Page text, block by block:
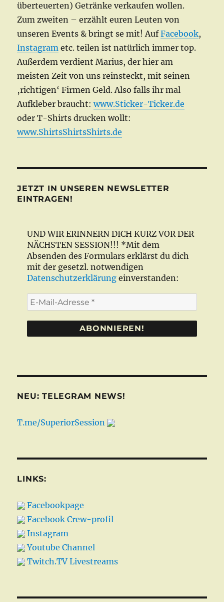
überteuerten) Getränke verkaufen wollen.
Zum zweiten – erzählt euren Leuten von
unseren Events & bringt se mit! AufFacebook,
Instagram etc. teilen ist natürlich immer top.
Außerdem verdient Marius, der hier am
meisten Zeit von uns reinsteckt, mit seinen
‚richtigen‘ Firmen Geld. Also falls ihr mal
Aufkleber braucht:www.Sticker-Ticker.de
oder T-Shirts drucken wollt:
www.ShirtsShirtsShirts.de
JETZT IN UNSEREN NEWSLETTER
EINTRAGEN!
UND WIR ERINNERN DICH KURZ VOR DER
NÄCHSTEN SESSION!!! *Mit dem
Absenden des Formulars erklärst du dich
mit der gesetzl. notwendigen
Datenschutzerklärung einverstanden:
E-
Mail-
Adresse
NEU: TELEGRAM NEWS!
T.me/SuperiorSession
LINKS:
Facebookpage
Facebook Crew-profil
Instagram
Youtube Channel
Twitch.TV Livestreams